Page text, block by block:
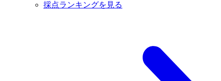
採点ランキングを見る